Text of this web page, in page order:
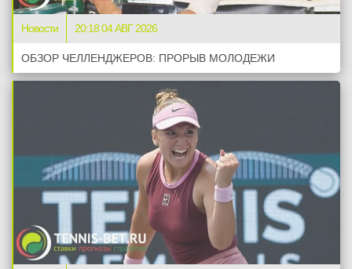
Новости 20:18 04 АВГ 2026
ОБЗОР ЧЕЛЛЕНДЖЕРОВ: ПРОРЫВ МОЛОДЕЖИ